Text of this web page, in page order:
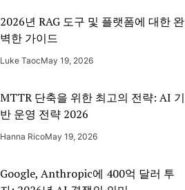
2026년 RAG 도구 및 플랫폼에 대한 완
벽한 가이드
Luke TaocMay 19, 2026
MTTR 단축을 위한 최고의 전략: AI 기
반 운영 전략 2026
Hanna RicoMay 19, 2026
Google, Anthropic에 400억 달러 투